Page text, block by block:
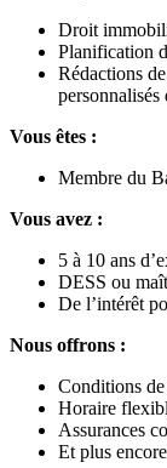
Droit
Planification
Rédactions
personnalisés
Vous êtes :
Membre du
Vous avez :
5 à 10 ans
DESS ou
De l’intérêt
Nous offrons :
Conditions de
Horaire
Assurances
Et plus